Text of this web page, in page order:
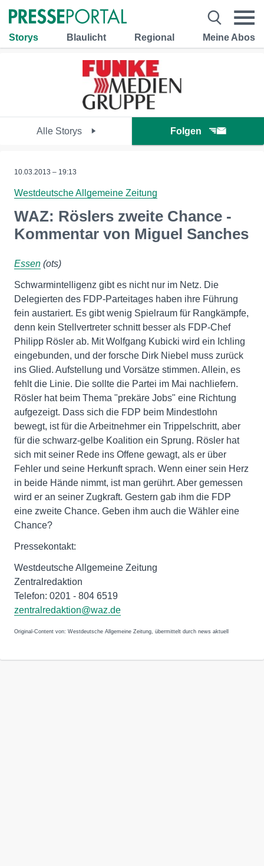
Storys Blaulicht Regional Meine Abos
Alle Storys Folgen
10.03.2013 – 19:13
Westdeutsche Allgemeine Zeitung
WAZ: Röslers zweite Chance -
Kommentar von Miguel Sanches
Essen (ots)
Schwarmintelligenz gibt es nicht nur im Netz. Die
Delegierten des FDP-Parteitages haben ihre Führung
fein austariert. Es gibt wenig Spielraum für Rangkämpfe,
denn kein Stellvertreter schnitt besser als FDP-Chef
Philipp Rösler ab. Mit Wolfgang Kubicki wird ein Ichling
eingebunden, und der forsche Dirk Niebel muss zurück
ins Glied. Aufstellung und Vorsätze stimmen. Allein, es
fehlt die Linie. Die sollte die Partei im Mai nachliefern.
Rösler hat beim Thema "prekäre Jobs" eine Richtung
aufgezeigt. Dass sich die FDP beim Mindestlohn
bewegt, ist für die Arbeitnehmer ein Trippelschritt, aber
für die schwarz-gelbe Koalition ein Sprung. Rösler hat
sich mit seiner Rede ins Offene gewagt, als er über
Fehler und seine Herkunft sprach. Wenn einer sein Herz
in beide Hände nimmt, ist man gerührt. Aber gemessen
wird er an seiner Zugkraft. Gestern gab ihm die FDP
eine zweite Chance. Geben ihm auch die Wähler eine
Chance?
Pressekontakt:
Westdeutsche Allgemeine Zeitung
Zentralredaktion
Telefon: 0201 - 804 6519
zentralredaktion@waz.de
Original-Content von: Westdeutsche Allgemeine Zeitung, übermittelt durch news aktuell